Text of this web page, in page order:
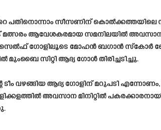
പതിനൊന്നാം സീസണിന്
ആവേശകരമായ സമനിലയിൽ
ഗോളിലൂടെ മോഹൻ ബഗാൻ സ്കോർ
മുംബൈ സിറ്റി ആദ്യ ഗോൾ തിരിച്ചടിച്ചു.
ടീം വഴങ്ങിയ ആദ്യ ഗോളിന് മറുപടി
കളിക്കളത്തിൽ അവസാന മിനിറ്റിൽ